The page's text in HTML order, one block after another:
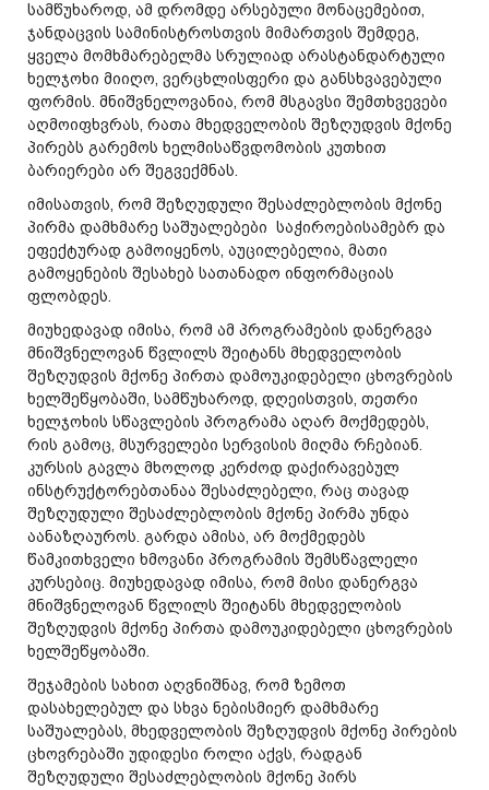
სამწუხაროდ, ამ დრომდე არსებული მონაცემებით,
ჯანდაცვის სამინისტროსთვის მიმართვის შემდეგ,
ყველა მომხმარებელმა სრულიად არასტანდარტული
ხელჯოხი მიიღო, ვერცხლისფერი და განსხვავებული
ფორმის. მნიშვნელოვანია, რომ მსგავსი შემთხვევები
აღმოიფხვრას, რათა მხედველობის შეზღუდვის მქონე
პირებს გარემოს ხელმისაწვდომობის კუთხით
ბარიერები არ შეგვექმნას.
იმისათვის, რომ შეზღუდული შესაძლებლობის მქონე
პირმა დამხმარე საშუალებები საჭიროებისამებრ და
ეფექტურად გამოიყენოს, აუცილებელია, მათი
გამოყენების შესახებ სათანადო ინფორმაციას
ფლობდეს.
მიუხედავად იმისა, რომ ამ პროგრამების დანერგვა
მნიშვნელოვან წვლილს შეიტანს მხედველობის
შეზღუდვის მქონე პირთა დამოუკიდებელი ცხოვრების
ხელშეწყობაში, სამწუხაროდ, დღეისთვის, თეთრი
ხელჯოხის სწავლების პროგრამა აღარ მოქმედებს,
რის გამოც, მსურველები სერვისის მიღმა რჩებიან.
კურსის გავლა მხოლოდ კერძოდ დაქირავებულ
ინსტრუქტორებთანაა შესაძლებელი, რაც თავად
შეზღუდული შესაძლებლობის მქონე პირმა უნდა
აანაზღაუროს. გარდა ამისა, არ მოქმედებს
წამკითხველი ხმოვანი პროგრამის შემსწავლელი
კურსებიც. მიუხედავად იმისა, რომ მისი დანერგვა
მნიშვნელოვან წვლილს შეიტანს მხედველობის
შეზღუდვის მქონე პირთა დამოუკიდებელი ცხოვრების
ხელშეწყობაში.
შეჯამების სახით აღვნიშნავ, რომ ზემოთ
დასახელებულ და სხვა ნებისმიერ დამხმარე
საშუალებას, მხედველობის შეზღუდვის მქონე პირების
ცხოვრებაში უდიდესი როლი აქვს, რადგან
შეზღუდული შესაძლებლობის მქონე პირს